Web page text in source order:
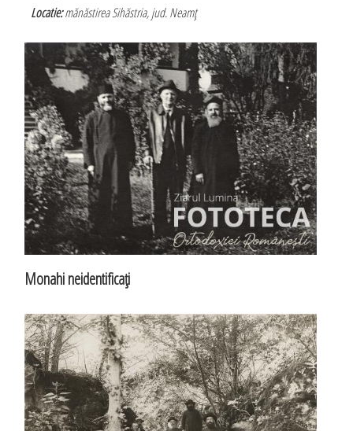
Locatie:mănăstirea Sihăstria, jud. Neamţ
Monahi neidentificaţi